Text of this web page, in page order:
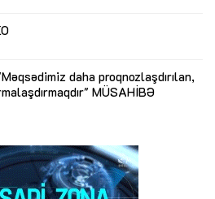
daha proqnozlaşdırılan,
MÜSAHİBƏ